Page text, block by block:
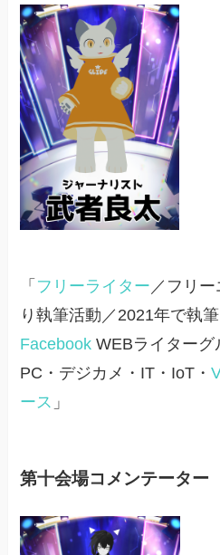
「 フリーライター ／フリ
り執筆活動／2021年で執
Facebook WEBライターグ
PC・デジカメ・IT・IoT・
ース 」
第十会場コメンテータ